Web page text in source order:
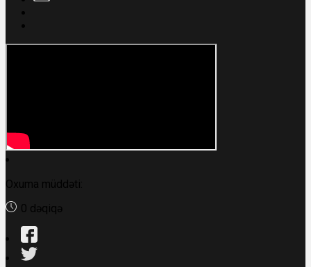
Oxuma müddəti:
0 dəqiqə